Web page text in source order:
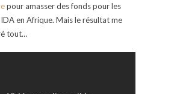
pour amasser des fonds pour les
en Afrique. Mais le résultat me
tout…